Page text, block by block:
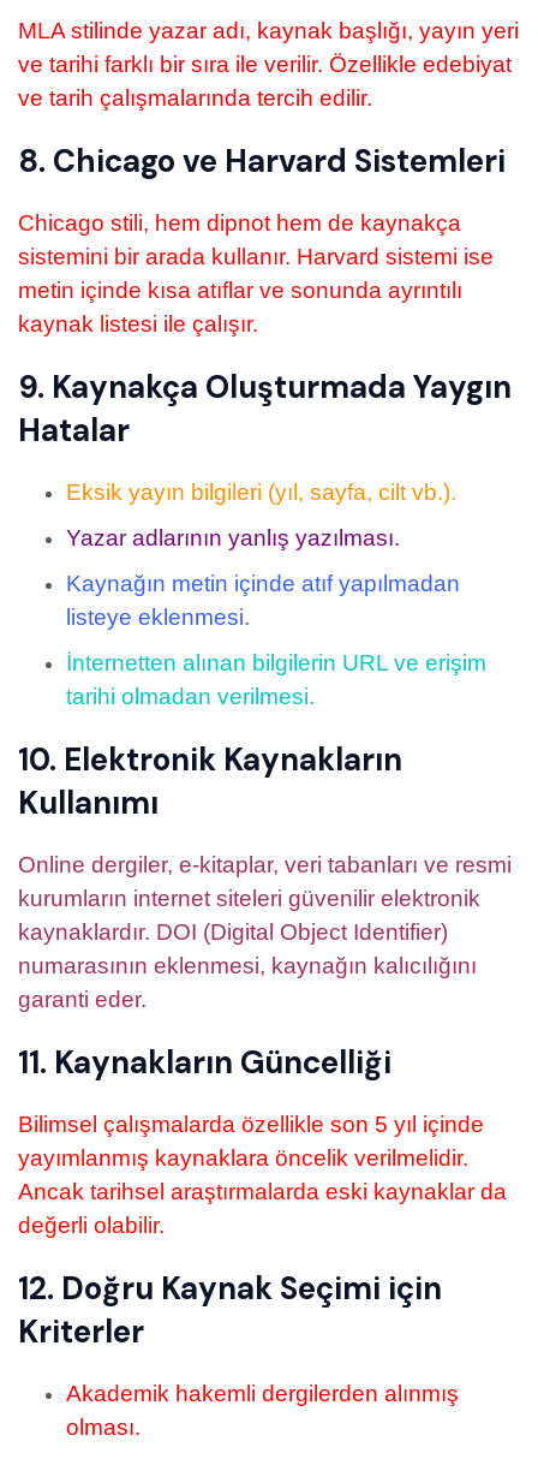
MLA stilinde yazar adı, kaynak başlığı, yayın yeri
ve tarihi farklı bir sıra ile verilir. Özellikle edebiyat
ve tarih çalışmalarında tercih edilir.
8. Chicago ve Harvard Sistemleri
Chicago stili, hem dipnot hem de kaynakça
sistemini bir arada kullanır. Harvard sistemi ise
metin içinde kısa atıflar ve sonunda ayrıntılı
kaynak listesi ile çalışır.
9. Kaynakça Oluşturmada Yaygın
Hatalar
Eksik yayın bilgileri (yıl, sayfa, cilt vb.).
Yazar adlarının yanlış yazılması.
Kaynağın metin içinde atıf yapılmadan
listeye eklenmesi.
İnternetten alınan bilgilerin URL ve erişim
tarihi olmadan verilmesi.
10. Elektronik Kaynakların
Kullanımı
Online dergiler, e-kitaplar, veri tabanları ve resmi
kurumların internet siteleri güvenilir elektronik
kaynaklardır. DOI (Digital Object Identifier)
numarasının eklenmesi, kaynağın kalıcılığını
garanti eder.
11. Kaynakların Güncelliği
Bilimsel çalışmalarda özellikle son 5 yıl içinde
yayımlanmış kaynaklara öncelik verilmelidir.
Ancak tarihsel araştırmalarda eski kaynaklar da
değerli olabilir.
12. Doğru Kaynak Seçimi için
Kriterler
Akademik hakemli dergilerden alınmış
olması.